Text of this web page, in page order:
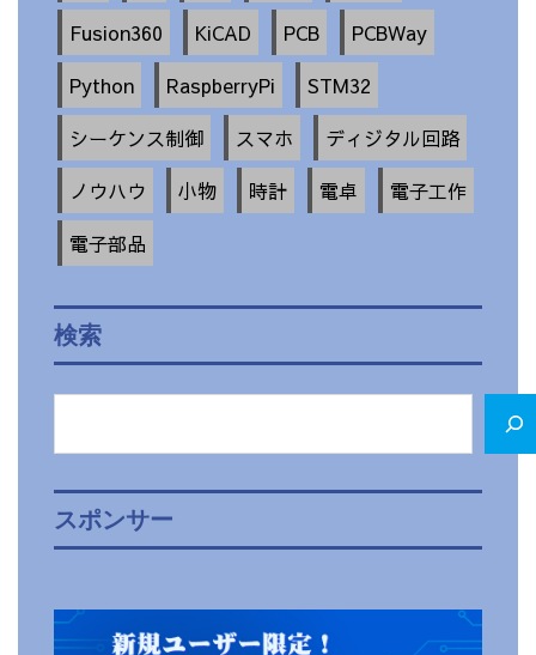
Fusion360
KiCAD PCB
PCBWay
Python
RaspberryPi
STM32
シーケンス制御
スマホ
ディジタル回路
ノウハウ
小物 時計 電卓
電子工作
電子部品
検索
スポンサー